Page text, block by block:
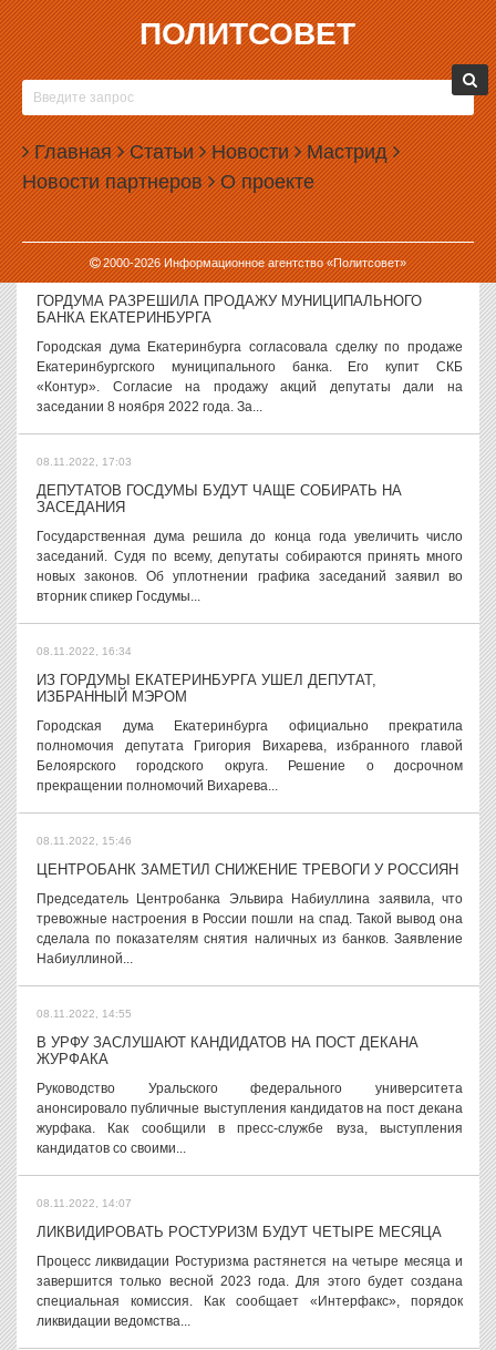
ПОЛИТСОВЕТ
Главная Статьи Новости Мастрид
Новости партнеров О проекте
2000-2026Информационное агентство «Политсовет»
08.11.2022, 17:54
«ВСЕМ НЕ УГОДИШЬ»: ГУБЕРНАТОР ПОСОВЕТОВАЛ
МОБИЛИЗОВАННЫМ САМИМ ПОКУПАТЬ
ОБМУНДИРОВАНИЕ
Губернатор Орловской области Андрей Клычков посоветовал тем,
кому не нравится обмундирование для мобилизованных, покупать
его самостоятельно. Как пишет газета «Коммерсантъ», такое
заявление...
08.11.2022, 17:49
ГОРДУМА РАЗРЕШИЛА ПРОДАЖУ МУНИЦИПАЛЬНОГО
БАНКА ЕКАТЕРИНБУРГА
Городская дума Екатеринбурга согласовала сделку по продаже
Екатеринбургского муниципального банка. Его купит СКБ
«Контур». Согласие на продажу акций депутаты дали на
заседании 8 ноября 2022 года. За...
08.11.2022, 17:03
ДЕПУТАТОВ ГОСДУМЫ БУДУТ ЧАЩЕ СОБИРАТЬ НА
ЗАСЕДАНИЯ
Государственная дума решила до конца года увеличить число
заседаний. Судя по всему, депутаты собираются принять много
новых законов. Об уплотнении графика заседаний заявил во
вторник спикер Госдумы...
08.11.2022, 16:34
ИЗ ГОРДУМЫ ЕКАТЕРИНБУРГА УШЕЛ ДЕПУТАТ,
ИЗБРАННЫЙ МЭРОМ
Городская дума Екатеринбурга официально прекратила
полномочия депутата Григория Вихарева, избранного главой
Белоярского городского округа. Решение о досрочном
прекращении полномочий Вихарева...
08.11.2022, 15:46
ЦЕНТРОБАНК ЗАМЕТИЛ СНИЖЕНИЕ ТРЕВОГИ У РОССИЯН
Председатель Центробанка Эльвира Набиуллина заявила, что
тревожные настроения в России пошли на спад. Такой вывод она
сделала по показателям снятия наличных из банков. Заявление
Набиуллиной...
08.11.2022, 14:55
В УРФУ ЗАСЛУШАЮТ КАНДИДАТОВ НА ПОСТ ДЕКАНА
ЖУРФАКА
Руководство Уральского федерального университета
анонсировало публичные выступления кандидатов на пост декана
журфака. Как сообщили в пресс-службе вуза, выступления
кандидатов со своими...
08.11.2022, 14:07
ЛИКВИДИРОВАТЬ РОСТУРИЗМ БУДУТ ЧЕТЫРЕ МЕСЯЦА
Процесс ликвидации Ростуризма растянется на четыре месяца и
завершится только весной 2023 года. Для этого будет создана
специальная комиссия. Как сообщает «Интерфакс», порядок
ликвидации ведомства...